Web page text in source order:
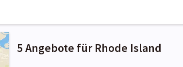
5 Angebote für Rhode Island